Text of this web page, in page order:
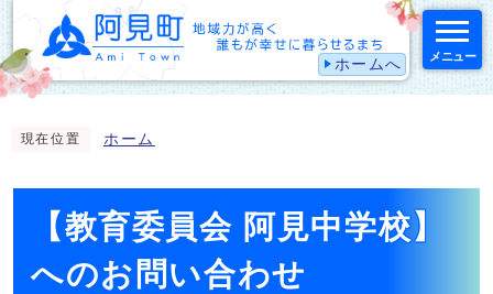
ホームへ メニュー
現在位置 ホーム
【教育委員会 阿見中学校】
へのお問い合わせ